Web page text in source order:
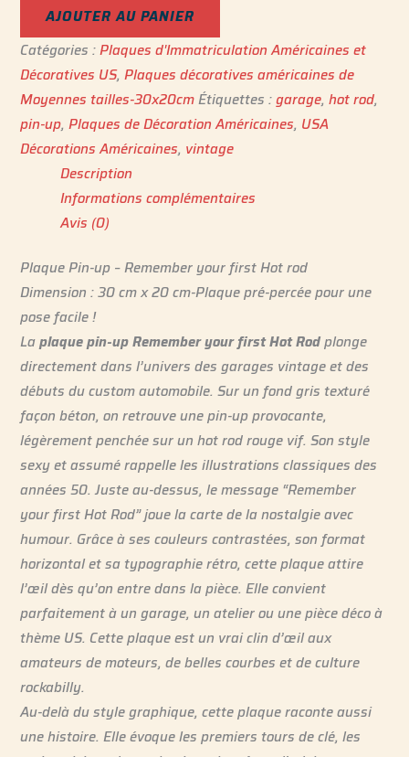
AJOUTER AU PANIER
Catégories :Plaques d'Immatriculation Américaines et
Décoratives US,Plaques décoratives américaines de
Moyennes tailles-30x20cmÉtiquettes :garage,hot rod,
pin-up,Plaques de Décoration Américaines, USA
Décorations Américaines, vintage
Description
Informations complémentaires
Avis (0)
Plaque Pin-up – Remember your first Hot rod
Dimension : 30 cm x 20 cm-Plaque pré-percée pour une
pose facile !
Laplaque pin-up Remember your first Hot Rodplonge
directement dans l’univers des garages vintage et des
débuts du custom automobile. Sur un fond gris texturé
façon béton, on retrouve une pin-up provocante,
légèrement penchée sur un hot rod rouge vif. Son style
sexy et assumé rappelle les illustrations classiques des
années 50. Juste au-dessus, le message “Remember
your first Hot Rod” joue la carte de la nostalgie avec
humour. Grâce à ses couleurs contrastées, son format
horizontal et sa typographie rétro, cette plaque attire
l’œil dès qu’on entre dans la pièce. Elle convient
parfaitement à un garage, un atelier ou une pièce déco à
thème US. Cette plaque est un vrai clin d’œil aux
amateurs de moteurs, de belles courbes et de culture
rockabilly.
Au-delà du style graphique, cette plaque raconte aussi
une histoire. Elle évoque les premiers tours de clé, les